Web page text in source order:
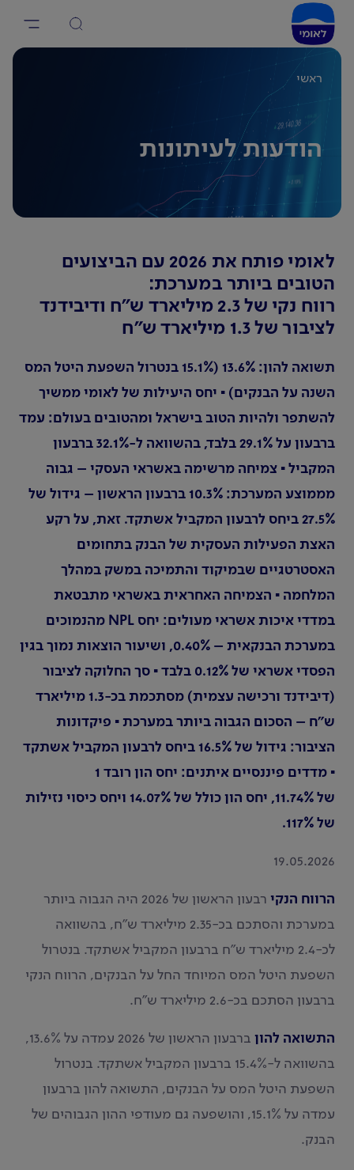
ראשי
הודעות לעיתונות
לאומי פותח את 2026 עם הביצועים
הטובים ביותר במערכת:
רווח נקי של 2.3 מיליארד ש"ח ודיבידנד
לציבור של 1.3 מיליארד ש"ח
תשואה להון: 13.6% (15.1% בנטרול השפעת היטל המס
השנה על הבנקים) ▪ יחס היעילות של לאומי ממשיך
להשתפר ולהיות הטוב בישראל ומהטובים בעולם: עמד
ברבעון על 29.1% בלבד, בהשוואה ל-32.1% ברבעון
המקביל ▪ צמיחה מרשימה באשראי העסקי – גבוה
מממוצע המערכת: 10.3% ברבעון הראשון – גידול של
27.5% ביחס לרבעון המקביל אשתקד. זאת, על רקע
האצת הפעילות העסקית של הבנק בתחומים
האסטרטגיים שבמיקוד והתמיכה במשק במהלך
המלחמה ▪ הצמיחה האחראית באשראי מתבטאת
במדדי איכות אשראי מעולים: יחס NPL מהנמוכים
במערכת הבנקאית – 0.40%, ושיעור הוצאות נמוך בגין
הפסדי אשראי של 0.12% בלבד ▪ סך החלוקה לציבור
(דיבידנד ורכישה עצמית) מסתכמת בכ-1.3 מיליארד
ש"ח – הסכום הגבוה ביותר במערכת ▪ פיקדונות
הציבור: גידול של 16.5% ביחס לרבעון המקביל אשתקד
▪ מדדים פיננסיים איתנים: יחס הון רובד 1
של 11.74%, יחס הון כולל של 14.07% ויחס כיסוי נזילות
של 117%.
19.05.2026
הרווח הנקי
רבעון הראשון של 2026 היה הגבוה ביותר
במערכת והסתכם בכ-2.35 מיליארד ש"ח, בהשוואה
לכ-2.4 מיליארד ש"ח ברבעון המקביל אשתקד. בנטרול
השפעת היטל המס המיוחד החל על הבנקים, הרווח הנקי
ברבעון הסתכם בכ-2.6 מיליארד ש"ח.
התשואה להון
ברבעון הראשון של 2026 עמדה על 13.6%,
בהשוואה ל-15.4% ברבעון המקביל אשתקד. בנטרול
השפעת היטל המס על הבנקים, התשואה להון ברבעון
עמדה על 15.1%, והושפעה גם מעודפי ההון הגבוהים של
הבנק.